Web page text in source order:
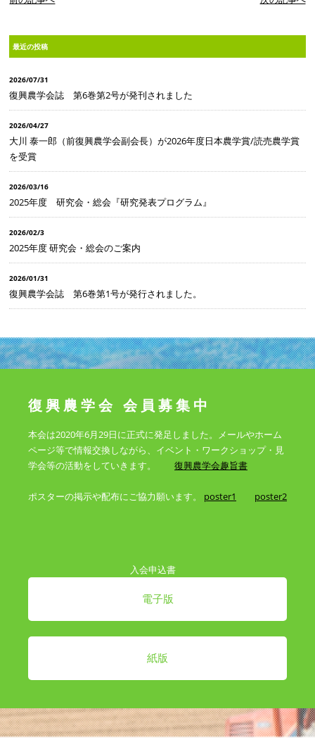
最近の投稿
2026/07/31
復興農学会誌 第6巻第2号が発刊されました
2026/04/27
大川 泰一郎（前復興農学会副会長）が2026年度日本農学賞/読売農学賞
を受賞
2026/03/16
2025年度 研究会・総会『研究発表プログラム』
2026/02/3
2025年度 研究会・総会のご案内
2026/01/31
復興農学会誌 第6巻第1号が発行されました。
復興農学会 会員募集中
本会は2020年6月29日に正式に発足しました。メールやホーム
ページ等で情報交換しながら、イベント・ワークショップ・見
学会等の活動をしていきます。 復興農学会趣旨書
ポスターの掲示や配布にご協力願います。 poster1 poster2
入会申込書
電子版
紙版